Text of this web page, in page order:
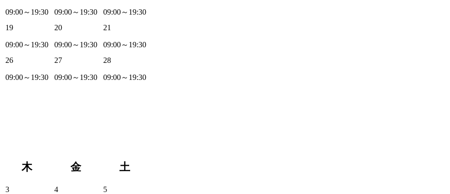
09:00～19:30 09:00～19:30
09:00～19:30
19
09:00～19:30
20
09:00～19:30
21
09:00～19:30
26
09:00～19:30
27
09:00～19:30
28
09:00～19:30
木 金 土
3 4 5